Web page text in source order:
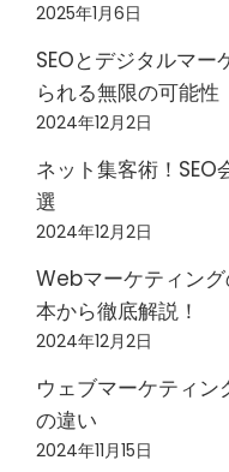
2025年1月6日
SEOとデジタルマ
られる無限の可能性
2024年12月2日
ネット集客術！SEO
選
2024年12月2日
Webマーケティン
本から徹底解説！
2024年12月2日
ウェブマーケティ
の違い
2024年11月15日